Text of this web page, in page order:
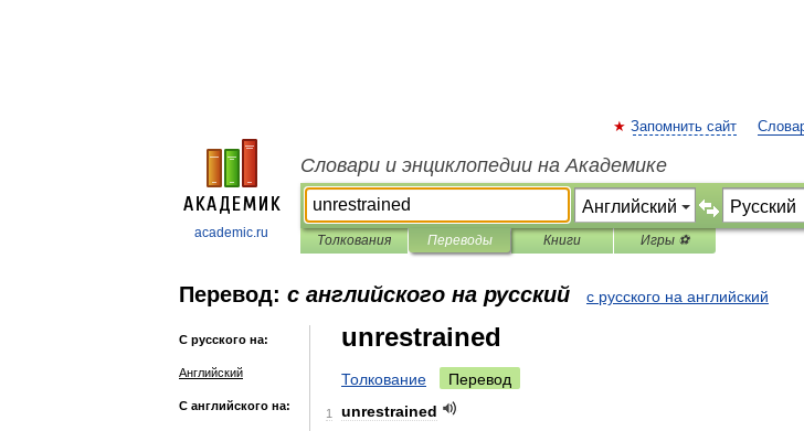
academic.ru
Запомнить сайт
Словари и энциклопедии на Академике
Толкования Переводы Книги Игры ⚽
Перевод: с английского на русский с русского на английский
С русского на:
Английский
С английского на:
unrestrained
Толкование Перевод
1
unrestrained